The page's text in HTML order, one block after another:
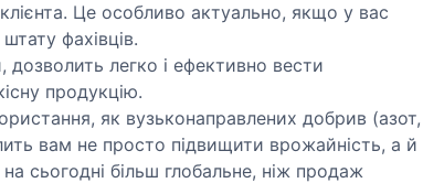
Це особливо актуально, якщо у вас
фахівців.
легко і ефективно вести
продукцію.
як вузьконаправлених добрив (азот,
вам не просто підвищити врожайність, а й
сьогодні більш глобальне, ніж продаж